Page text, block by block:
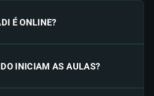
É ONLINE?
INICIAM AS AULAS?